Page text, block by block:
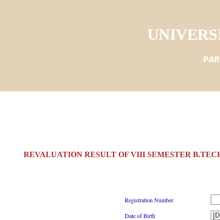
REVALUATION RESULT OF VIII SEMESTER
Registration Number
Date of Birth